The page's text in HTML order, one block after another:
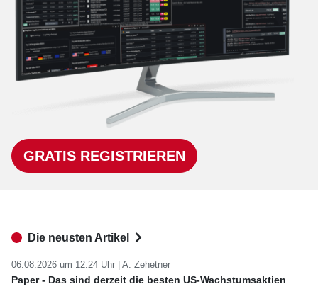
GRATIS REGISTRIEREN
Die neusten Artikel
06.08.2026 um 12:24 Uhr | A. Zehetner
Paper - Das sind derzeit die besten US-Wachstumsaktien